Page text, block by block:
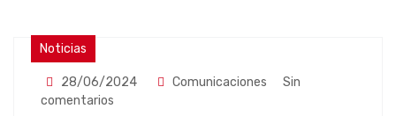
Noticias
28/06/2024 Comunicaciones
Sin
comentarios